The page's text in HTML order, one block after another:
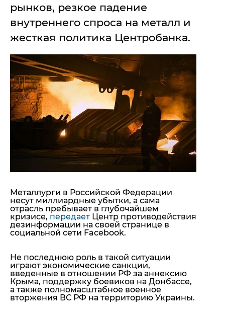
Спорт
Культура
Крыму
"ДНР"
"ЛНР"
Оккупация Крыма
Новости Крыма
Донбасс
Армия Украины
Лайф стайл
Помощь проекту
Стиль Диалога
Культура
Общество
Пресс-релизы
Пресс-релизы
Авторское
Мнение
ИноСМИ
рынков, резкое падение
внутреннего спроса на металл и
жесткая политика Центробанка.
Металлурги в Российской Федерации
несут миллиардные убытки, а сама
отрасль пребывает в глубочайшем
кризисе, передает Центр противодействия
дезинформации на своей странице в
социальной сети Facebook.
Не последнюю роль в такой ситуации
играют экономические санкции,
введенные в отношении РФ за аннексию
Крыма, поддержку боевиков на Донбассе,
а также полномасштабное военное
вторжения ВС РФ на территорию Украины.